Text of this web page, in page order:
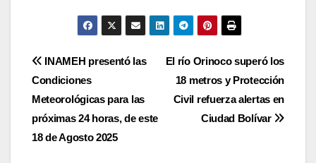
Navegación
de
entradas
El río Orinoco superó los
18 metros y Protección
Civil refuerza alertas en
Ciudad Bolívar
INAMEH presentó las
Condiciones
Meteorológicas para las
próximas 24 horas, de este
18 de Agosto 2025